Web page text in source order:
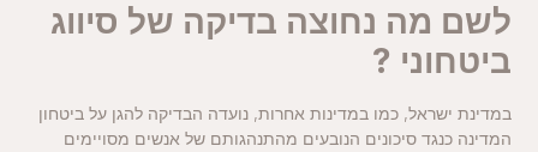
לשם מה נחוצה בדיקה של סיווג
ביטחוני ?
במדינת ישראל, כמו במדינות אחרות, נועדה הבדיקה להגן על ביטחון
המדינה כנגד סיכונים הנובעים מהתנהגותם של אנשים מסויימים